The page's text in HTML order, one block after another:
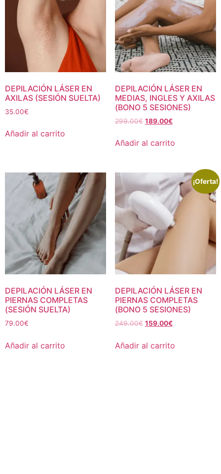
DEPILACIÓN LÁSER EN
AXILAS (SESIÓN SUELTA)
35.00€
Añadir al carrito
DEPILACIÓN LÁSER EN
MEDIAS, INGLES Y AXILAS
(BONO 5 SESIONES)
299.00€ 189.00€
Añadir al carrito
DEPILACIÓN LÁSER EN
PIERNAS COMPLETAS
(SESIÓN SUELTA)
79.00€
Añadir al carrito
¡Oferta!
DEPILACIÓN LÁSER EN
PIERNAS COMPLETAS
(BONO 5 SESIONES)
249.00€ 159.00€
Añadir al carrito